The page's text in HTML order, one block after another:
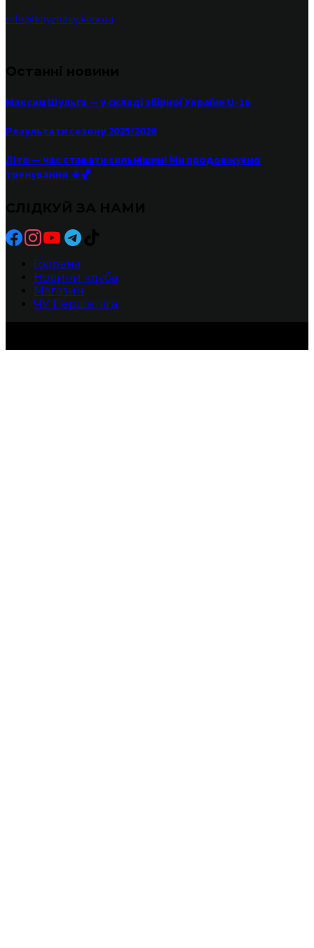
info@khyzhaky.kiev.ua
Максим Шульга — у складі збірної України U-16
Результати сезону 2025/2026
Літо — час ставати сильнішим! Ми продовжуємо
тренування ☀️🏀
Головна
Новини клуба
Магазин
ЧУ Перша ліга